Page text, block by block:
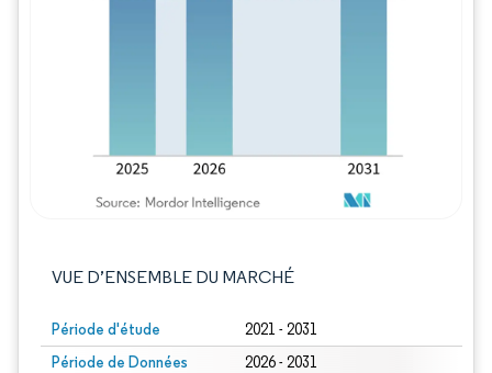
VUE D’ENSEMBLE DU MARCHÉ
Période d'étude 2021 - 2031
Période de Données
2026 - 2031